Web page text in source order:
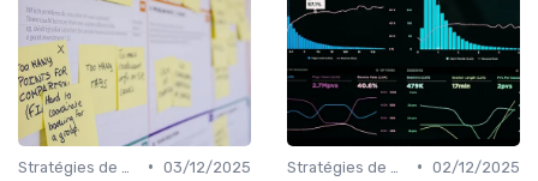
• 03/12/2025
• 02/12/2025